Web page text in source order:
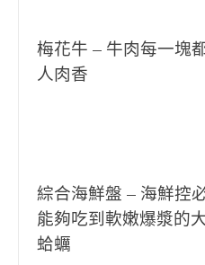
梅花牛 – 牛肉每一塊
人肉香
綜合海鮮盤 – 海鮮控
能夠吃到軟嫩爆漿的
蛤蠣